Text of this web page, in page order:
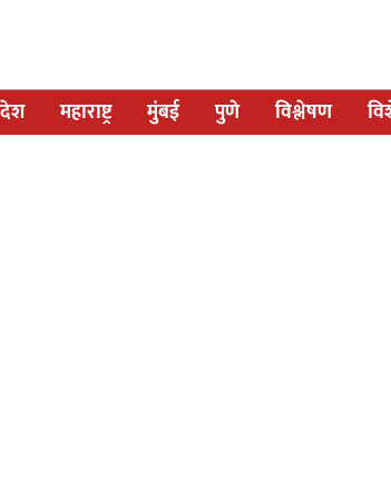
देश महाराष्ट्र मुंबई पुणे विश्लेषण